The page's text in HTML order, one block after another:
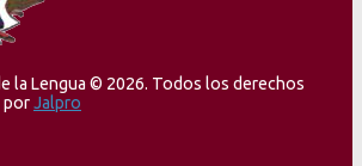
la Lengua © 2026. Todos los derechos
porJalpro